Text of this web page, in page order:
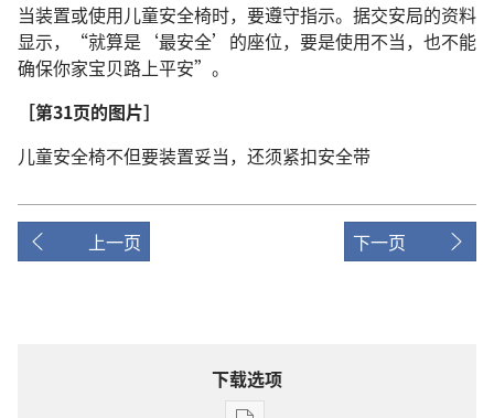
当装置或使用儿童安全椅时，要遵守指示。据交安局的资料
显示，“就算是‘最安全’的座位，要是使用不当，也不能
确保你家宝贝路上平安”。
［第31页的图片］
儿童安全椅不但要装置妥当，还须紧扣安全带
上一页 下一页
下载选项